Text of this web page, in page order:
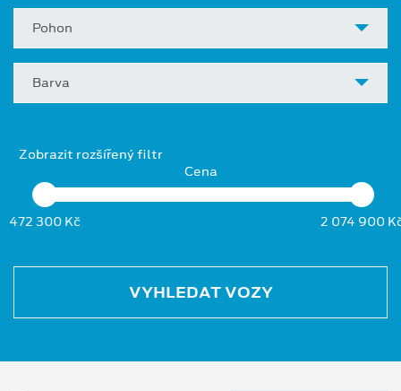
Pohon
Barva
Zobrazit rozšířený filtr
Cena
472 300 Kč 2 074 900
VYHLEDAT VOZY